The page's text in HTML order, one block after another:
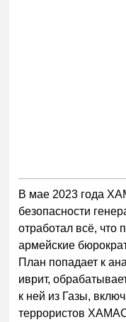
В мае 2023 года
безопасности
отработал всё, что
армейские
План попадает к
иврит,
к ней из Газы,
террористов